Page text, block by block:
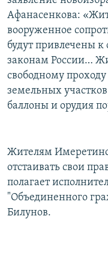
Афанасенкова:
вооруженное
будут привлечены к
законам России…
свободному
земельных
баллоны и орудия
Жителям
отстаивать свои
полагает
"Объединенного
Билунов.